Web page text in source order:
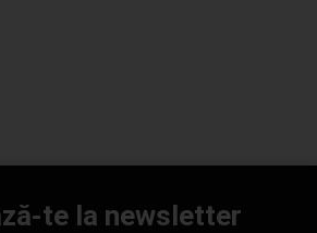
te la newsletter